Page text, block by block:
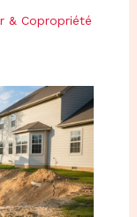
& Copropriété